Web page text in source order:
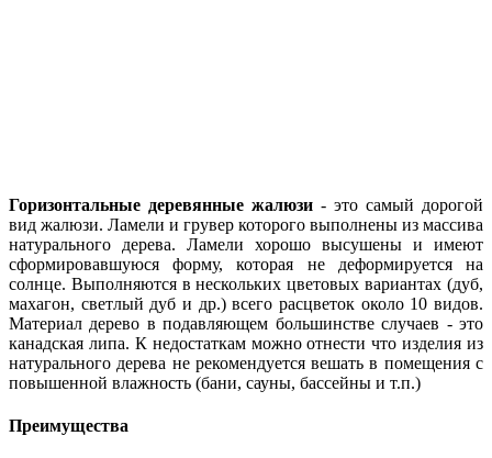
Горизонтальные деревянные жалюзи - это самый дорогой
вид жалюзи. Ламели и грувер которого выполнены из массива
натурального дерева. Ламели хорошо высушены и имеют
сформировавшуюся форму, которая не деформируется на
солнце. Выполняются в нескольких цветовых вариантах (дуб,
махагон, светлый дуб и др.) всего расцветок около 10 видов.
Материал дерево в подавляющем большинстве случаев - это
канадская липа. К недостаткам можно отнести что изделия из
натурального дерева не рекомендуется вешать в помещения с
повышенной влажность (бани, сауны, бассейны и т.п.)
Преимущества